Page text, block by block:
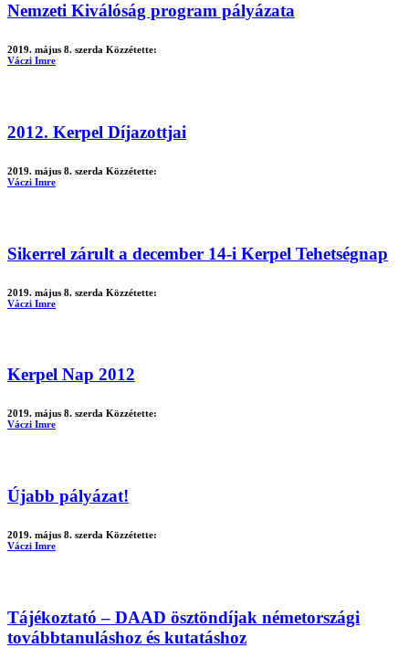
Nemzeti Kiválóság program pályázata
2019. május 8. szerda Közzétette:
Váczi Imre
2012. Kerpel Díjazottjai
2019. május 8. szerda Közzétette:
Váczi Imre
Sikerrel zárult a december 14-i Kerpel Tehetségnap
2019. május 8. szerda Közzétette:
Váczi Imre
Kerpel Nap 2012
2019. május 8. szerda Közzétette:
Váczi Imre
Újabb pályázat!
2019. május 8. szerda Közzétette:
Váczi Imre
Tájékoztató – DAAD ösztöndíjak németországi
továbbtanuláshoz és kutatáshoz